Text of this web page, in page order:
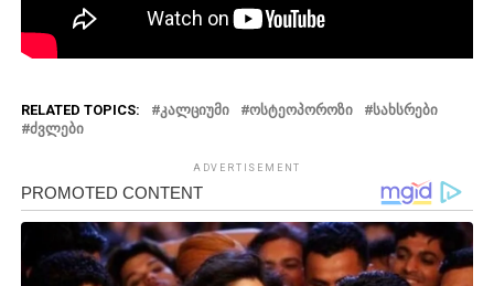
RELATED TOPICS: ᲙᲐᲚᲪᲘᲣᲛᲘ ᲝᲡᲢᲔᲝᲞᲝᲠᲝᲖᲘ
ᲡᲐᲮᲡᲠᲔᲑᲘ
ᲫᲕᲚᲔᲑᲘ
ADVERTISEMENT